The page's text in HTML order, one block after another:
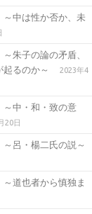
中は性か否か、未
朱子の論の矛盾、
るのか～
2023年4
中・和・致の意
20日
呂・楊二氏の説～
道也者から慎独ま